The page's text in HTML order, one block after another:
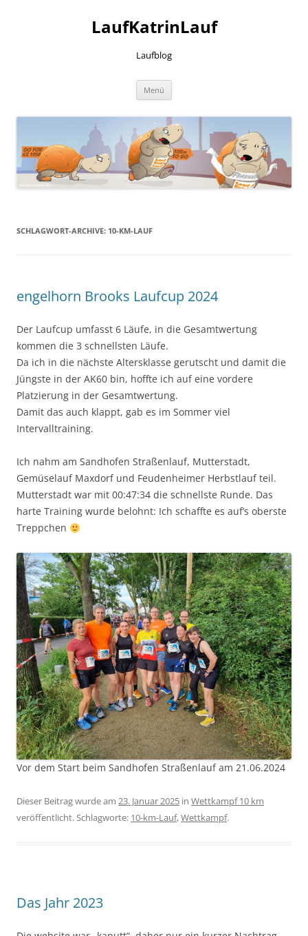
LaufKatrinLauf
Laufblog
Menü
SCHLAGWORT-ARCHIVE: 10-KM-LAUF
engelhorn Brooks Laufcup 2024
Der Laufcup umfasst 6 Läufe, in die Gesamtwertung
kommen die 3 schnellsten Läufe.
Da ich in die nächste Altersklasse gerutscht und damit die
Jüngste in der AK60 bin, hoffte ich auf eine vordere
Platzierung in der Gesamtwertung.
Damit das auch klappt, gab es im Sommer viel
Intervalltraining.
Ich nahm am Sandhofen Straßenlauf, Mutterstadt,
Gemüselauf Maxdorf und Feudenheimer Herbstlauf teil.
Mutterstadt war mit 00:47:34 die schnellste Runde. Das
harte Training wurde belohnt: Ich schaffte es auf’s oberste
Treppchen
Vor dem Start beim Sandhofen Straßenlauf am 21.06.2024
Dieser Beitrag wurde am 23. Januar 2025 in Wettkampf 10 km
veröffentlicht. Schlagworte: 10-km-Lauf,Wettkampf.
Das Jahr 2023